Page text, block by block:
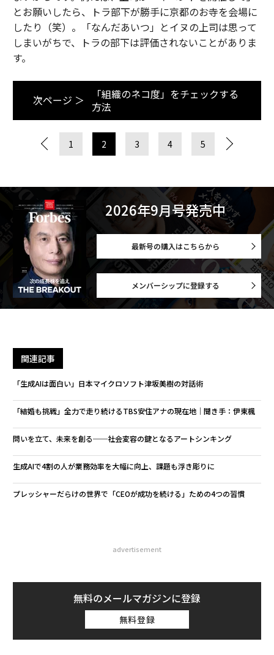
とお願いしたら、トラ部下が勝手に京都のお寺を会場に
したり（笑）。「なんだあいつ」とイヌの上司は思って
しまいがちで、トラの部下は評価されないことがありま
す。
次ページ ＞
「組織のネコ度」をチェックする
方法
1 2 3 4 5
2026年9月号発売中
最新号の購入はこちらから
メンバーシップに登録する
関連記事
「生成AIは面白い」日本マイクロソフト津坂美樹の対話術
「結婚も挑戦」全力で走り続けるTBS安住アナの現在地│聞き手：伊東楓
問いを立て、未来を創る──社会変容の鍵となるアートシンキング
生成AIで4割の人が業務効率を大幅に向上、課題も浮き彫りに
プレッシャーだらけの世界で「CEOが成功を続ける」ための4つの習慣
advertisement
無料のメールマガジンに登録
無料登録